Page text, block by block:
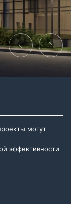
могут
эффективности